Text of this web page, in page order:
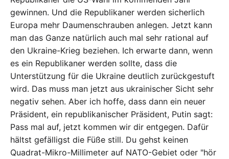
gewinnen. Und die Republikaner werden sicherlich
Europa mehr Daumenschrauben anlegen. Jetzt kann
man das Ganze natürlich auch mal sehr rational auf
den Ukraine-Krieg beziehen. Ich erwarte dann, wenn
es ein Republikaner werden sollte, dass die
Unterstützung für die Ukraine deutlich zurückgestuft
wird. Das muss man jetzt aus ukrainischer Sicht sehr
negativ sehen. Aber ich hoffe, dass dann ein neuer
Präsident, ein republikanischer Präsident, Putin sagt:
Pass mal auf, jetzt kommen wir dir entgegen. Dafür
hältst gefälligst die Füße still. Du gehst keinen
Quadrat-Mikro-Millimeter auf NATO-Gebiet oder "hör